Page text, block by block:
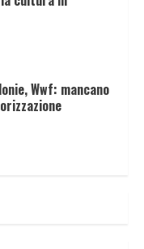
Wwf: mancano